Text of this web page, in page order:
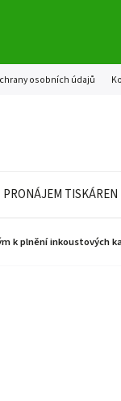
osobních údajů
PRONÁJEM TISKÁREN
k plnění inkoustových